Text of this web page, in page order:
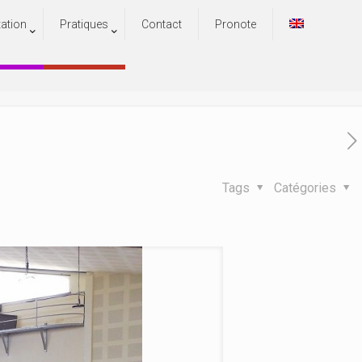
Pratiques Contact Pronote
Catégories
Tags